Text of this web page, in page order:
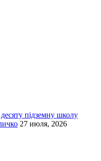
підземну школу
27 июля, 2026